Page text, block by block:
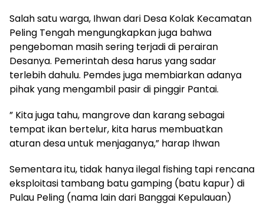
Salah satu warga, Ihwan dari Desa Kolak Kecamatan
Peling Tengah mengungkapkan juga bahwa
pengeboman masih sering terjadi di perairan
Desanya. Pemerintah desa harus yang sadar
terlebih dahulu. Pemdes juga membiarkan adanya
pihak yang mengambil pasir di pinggir Pantai.
” Kita juga tahu, mangrove dan karang sebagai
tempat ikan bertelur, kita harus membuatkan
aturan desa untuk menjaganya,” harap Ihwan
Sementara itu, tidak hanya ilegal fishing tapi rencana
eksploitasi tambang batu gamping (batu kapur) di
Pulau Peling (nama lain dari Banggai Kepulauan)